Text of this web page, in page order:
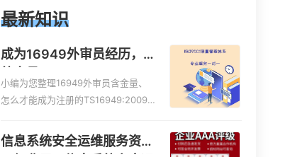
最新知识
成为16949外审员经历，
小编为您整理16949外审员含金量、
怎么才能成为注册的TS16949:2009
过不了解具体情况、iso9000外审
员、SA8000外审员培训相关iso体系
信息系统安全运维服务资质